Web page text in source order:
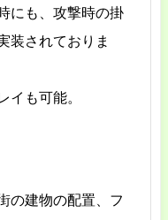
にも、攻撃時の掛
装されておりま
イも可能。
の建物の配置、フ